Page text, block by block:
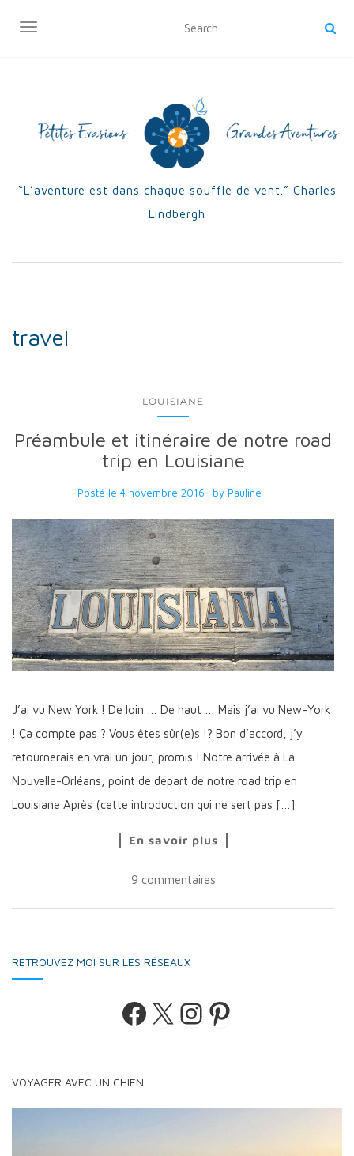
OUVRIR/FERMER LA NAVIGATION
“L’aventure est dans chaque souffle de vent.” Charles
Lindbergh
travel
LOUISIANE
Préambule et itinéraire de notre road
trip en Louisiane
Posté le 4 novembre 2016 by Pauline
J’ai vu New York ! De loin … De haut … Mais j’ai vu New-York
! Ça compte pas ? Vous êtes sûr(e)s !? Bon d’accord, j’y
retournerais en vrai un jour, promis ! Notre arrivée à La
Nouvelle-Orléans, point de départ de notre road trip en
Louisiane Après (cette introduction qui ne sert pas […]
En savoir plus
9 commentaires
RETROUVEZ MOI SUR LES RÉSEAUX
Facebook
X Instagram
Pinterest
VOYAGER AVEC UN CHIEN